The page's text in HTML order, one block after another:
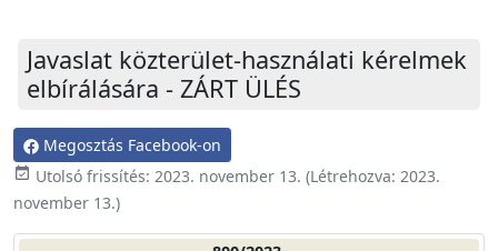
Javaslat közterület-használati kérelmek
elbírálására - ZÁRT ÜLÉS
Megosztás Facebook-on
event_available Utolsó frissítés: 2023. november 13. (Létrehozva: 2023.
november 13.)